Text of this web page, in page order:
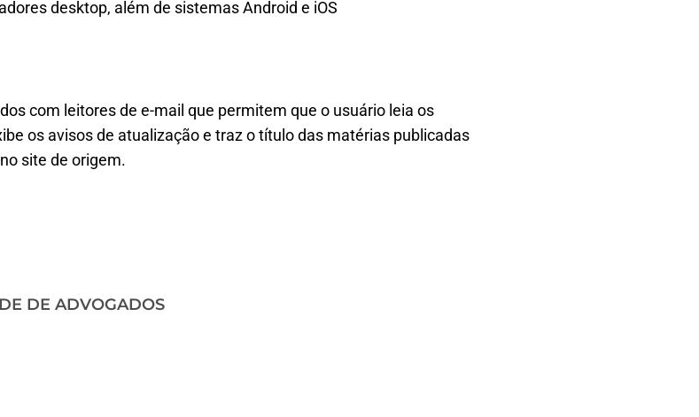
desktop, além de sistemas Android e iOS
com leitores de e-mail que permitem que o usuário leia os
os avisos de atualização e traz o título das matérias publicadas
site de origem.
DE ADVOGADOS